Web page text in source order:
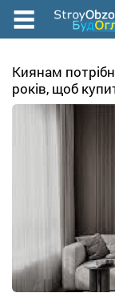
Перейти
до
вмісту
Киянам
років, щоб